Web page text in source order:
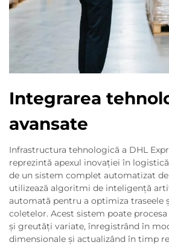
Integrarea
avansate
Infrastructura tehnologică a DHL
reprezintă apexul inovației în
de un sistem complet automatizat
utilizează algoritmi de inteligență
automată pentru a optimiza traseele
coletelor. Acest sistem poate
și greutăți variate, înregistrând în
dimensionale și actualizând în timp